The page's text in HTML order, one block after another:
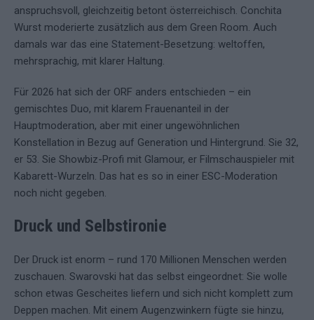
anspruchsvoll, gleichzeitig betont österreichisch. Conchita
Wurst moderierte zusätzlich aus dem Green Room. Auch
damals war das eine Statement-Besetzung: weltoffen,
mehrsprachig, mit klarer Haltung.
Für 2026 hat sich der ORF anders entschieden – ein
gemischtes Duo, mit klarem Frauenanteil in der
Hauptmoderation, aber mit einer ungewöhnlichen
Konstellation in Bezug auf Generation und Hintergrund. Sie 32,
er 53. Sie Showbiz-Profi mit Glamour, er Filmschauspieler mit
Kabarett-Wurzeln. Das hat es so in einer ESC-Moderation
noch nicht gegeben.
Druck und Selbstironie
Der Druck ist enorm – rund 170 Millionen Menschen werden
zuschauen. Swarovski hat das selbst eingeordnet: Sie wolle
schon etwas Gescheites liefern und sich nicht komplett zum
Deppen machen. Mit einem Augenzwinkern fügte sie hinzu,